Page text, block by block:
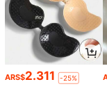
ARS$2.311 -25%